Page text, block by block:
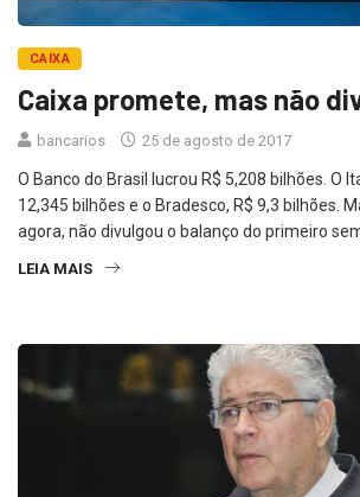
CAIXA
Caixa promete, mas não
bancarios 25 de agosto de 2017
O Banco do Brasil lucrou R$ 5,208 bilhões. O
12,345 bilhões e o Bradesco, R$ 9,3 bilhões.
agora, não divulgou o balanço do primeiro
LEIA MAIS